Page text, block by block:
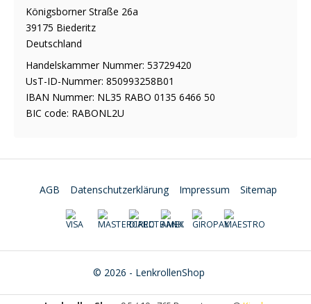
Königsborner Straße 26a
39175 Biederitz
Deutschland
Handelskammer Nummer: 53729420
UsT-ID-Nummer: 850993258B01
IBAN Nummer: NL35 RABO 0135 6466 50
BIC code: RABONL2U
© 2026 - LenkrollenShop
AGB Datenschutzerklärung Impressum Sitemap